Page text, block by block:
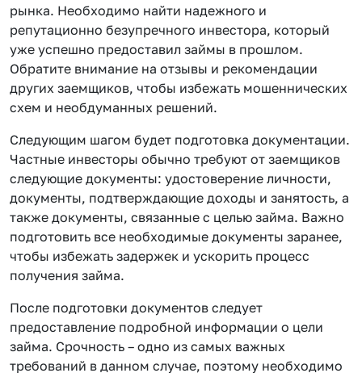
рынка. Необходимо найти надежного и
репутационно безупречного инвестора, который
уже успешно предоставил займы в прошлом.
Обратите внимание на отзывы и рекомендации
других заемщиков, чтобы избежать мошеннических
схем и необдуманных решений.
Следующим шагом будет подготовка документации.
Частные инвесторы обычно требуют от заемщиков
следующие документы: удостоверение личности,
документы, подтверждающие доходы и занятость, а
также документы, связанные с целью займа. Важно
подготовить все необходимые документы заранее,
чтобы избежать задержек и ускорить процесс
получения займа.
После подготовки документов следует
предоставление подробной информации о цели
займа. Срочность – одно из самых важных
требований в данном случае, поэтому необходимо